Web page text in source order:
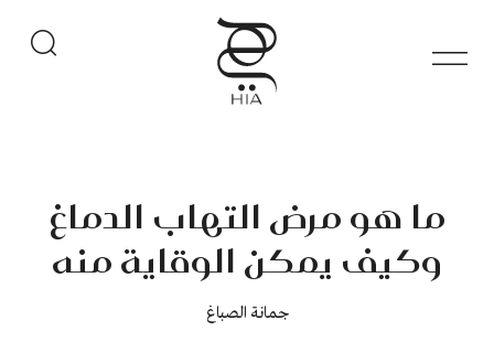
ما هو مرض التهاب الدماغ
وكيف يمكن الوقاية منه
جمانة الصباغ